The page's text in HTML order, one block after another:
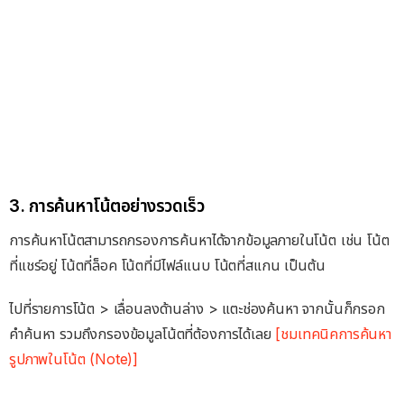
3. การค้นหาโน้ตอย่างรวดเร็ว
การค้นหาโน้ตสามารถกรองการค้นหาได้จากข้อมูลภายในโน้ต เช่น โน้ต
ที่แชร์อยู่ โน้ตที่ล็อค โน้ตที่มีไฟล์แนบ โน้ตที่สแกน เป็นต้น
ไปที่รายการโน้ต > เลื่อนลงด้านล่าง > แตะช่องค้นหา จากนั้นก็กรอก
คำค้นหา รวมถึงกรองข้อมูลโน้ตที่ต้องการได้เลย [ชมเทคนิคการค้นหา
รูปภาพในโน้ต (Note)]